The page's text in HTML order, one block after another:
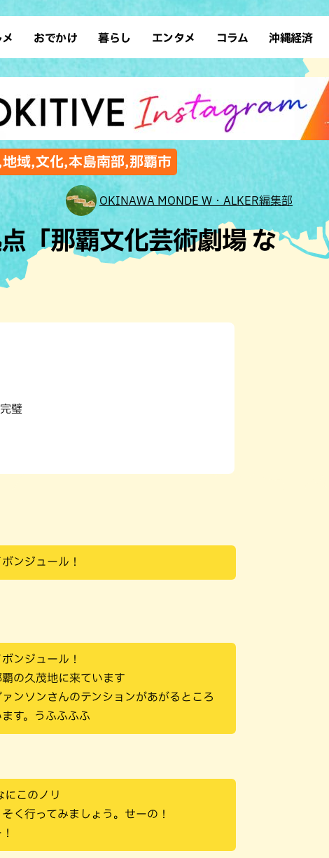
ン 沖縄そば
ウト カフェ
和食・日本料理
理 アジア・エスニック
イタリアン
洋料理 フレンチ
・焼肉 焼鳥・串料理
肉料理 居酒屋・バー
イキング
おでかけ
デート ドライブ
散歩 ソロ活
歴史 体験
レジャー
ショッピング
サウナ 公園
暮らし
レシピ SDGs
ファッション ローカルニュース
沖縄移住 沖縄旧暦行事
エンタメ
スポーツ 占い
タレント・芸人 テレビ
コラム 沖縄経済
域,文化,本島南部,那覇市
OKINAWA MONDE W・ALKER編集部
「那覇文化芸術劇場 な
璧
ンジュール！
ンジュール！
の久茂地に来ています
ンソンさんのテンションがあがるところ
す。うふふふふ
にこのノリ
く行ってみましょう。せーの！